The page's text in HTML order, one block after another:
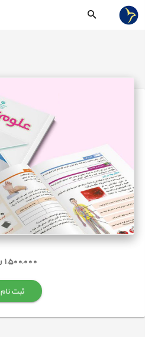
1,500,000 ریال
ثبت نام